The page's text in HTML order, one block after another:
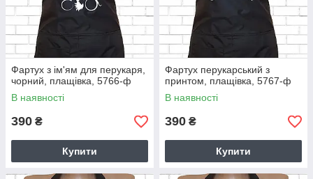
Фартух з ім'ям для перукаря,
чорний, плащівка, 5766-ф
В наявності
390 ₴
Купити
Фартух перукарський з
принтом, плащівка, 5767-ф
В наявності
390 ₴
Купити